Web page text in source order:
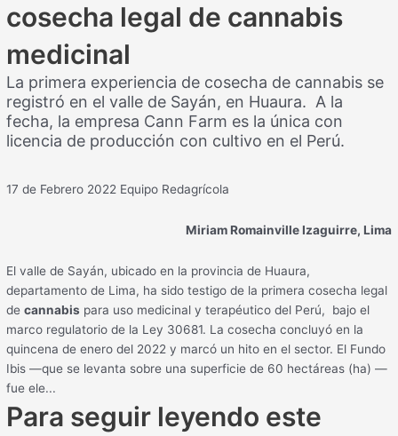
cosecha legal de cannabis
medicinal
La primera experiencia de cosecha de cannabis se
registró en el valle de Sayán, en Huaura. A la
fecha, la empresa Cann Farm es la única con
licencia de producción con cultivo en el Perú.
17 de Febrero 2022 Equipo Redagrícola
Miriam Romainville Izaguirre, Lima
El valle de Sayán, ubicado en la provincia de Huaura,
departamento de Lima, ha sido testigo de la primera cosecha legal
decannabis para uso medicinal y terapéutico del Perú, bajo el
marco regulatorio de la Ley 30681. La cosecha concluyó en la
quincena de enero del 2022 y marcó un hito en el sector. El Fundo
Ibis —que se levanta sobre una superficie de 60 hectáreas (ha) —
fue ele...
Para seguir leyendo este